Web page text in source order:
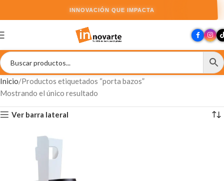
INNOVACIÓN QUE IMPACTA
Inicio Productos etiquetados “porta bazos”
Mostrando el único resultado
Ver barra lateral